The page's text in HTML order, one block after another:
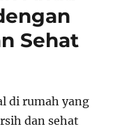
Sehat
di rumah yang
dan sehat